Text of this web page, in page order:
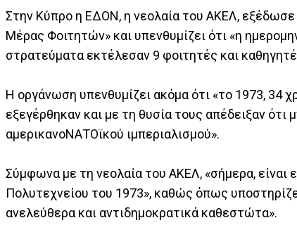
Στην Κύπρο η ΕΔΟΝ, η νεολαία του ΑΚΕΛ, εξέδωσε
Μέρας Φοιτητών» και υπενθυμίζει ότι «η
στρατεύματα εκτέλεσαν 9 φοιτητές και
Η οργάνωση υπενθυμίζει ακόμα ότι «το 1973, 34
εξεγέρθηκαν και με τη θυσία τους απέδειξαν
αμερικανοΝΑΤΟϊκού ιμπεριαλισμού».
Σύμφωνα με τη νεολαία του ΑΚΕΛ, «σήμερα, είναι
Πολυτεχνείου του 1973», καθώς όπως
ανελεύθερα και αντιδημοκρατικά καθεστώτα».